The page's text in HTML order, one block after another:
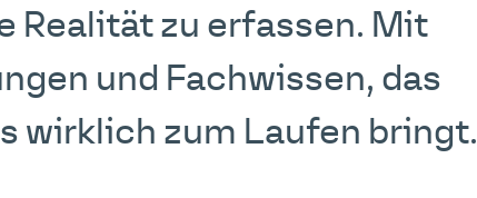
Realität zu erfassen. Mit
und Fachwissen, das
wirklich zum Laufen bringt.